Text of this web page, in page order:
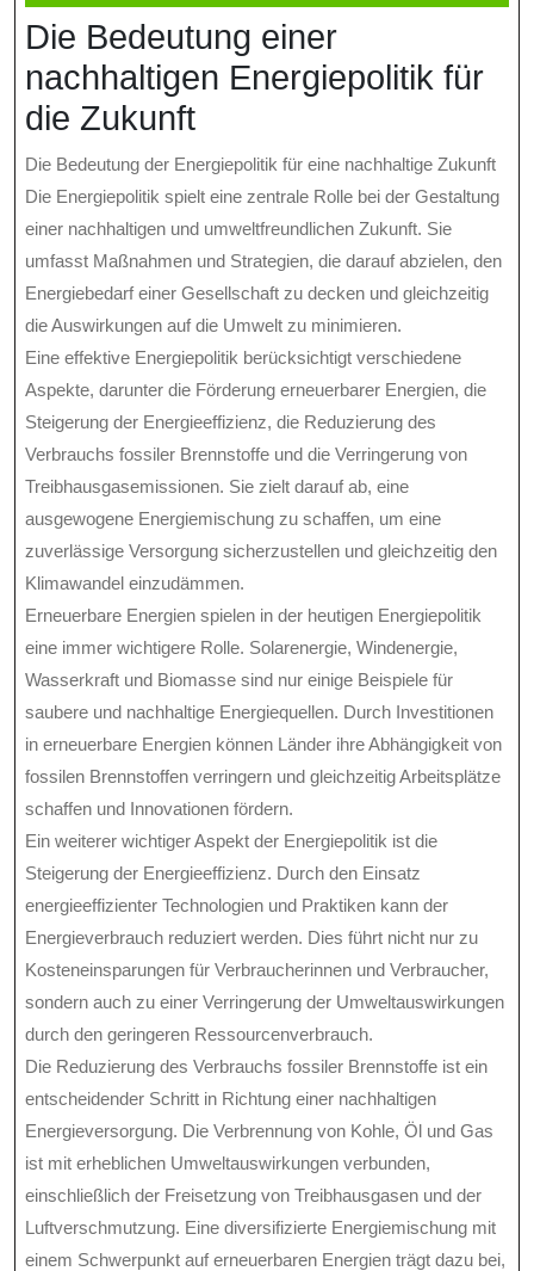
Januar
2024
online
Die Bedeutung einer
nachhaltigen Energiepolitik für
die Zukunft
Die Bedeutung der Energiepolitik für eine nachhaltige Zukunft
Die Energiepolitik spielt eine zentrale Rolle bei der Gestaltung
einer nachhaltigen und umweltfreundlichen Zukunft. Sie
umfasst Maßnahmen und Strategien, die darauf abzielen, den
Energiebedarf einer Gesellschaft zu decken und gleichzeitig
die Auswirkungen auf die Umwelt zu minimieren.
Eine effektive Energiepolitik berücksichtigt verschiedene
Aspekte, darunter die Förderung erneuerbarer Energien, die
Steigerung der Energieeffizienz, die Reduzierung des
Verbrauchs fossiler Brennstoffe und die Verringerung von
Treibhausgasemissionen. Sie zielt darauf ab, eine
ausgewogene Energiemischung zu schaffen, um eine
zuverlässige Versorgung sicherzustellen und gleichzeitig den
Klimawandel einzudämmen.
Erneuerbare Energien spielen in der heutigen Energiepolitik
eine immer wichtigere Rolle. Solarenergie, Windenergie,
Wasserkraft und Biomasse sind nur einige Beispiele für
saubere und nachhaltige Energiequellen. Durch Investitionen
in erneuerbare Energien können Länder ihre Abhängigkeit von
fossilen Brennstoffen verringern und gleichzeitig Arbeitsplätze
schaffen und Innovationen fördern.
Ein weiterer wichtiger Aspekt der Energiepolitik ist die
Steigerung der Energieeffizienz. Durch den Einsatz
energieeffizienter Technologien und Praktiken kann der
Energieverbrauch reduziert werden. Dies führt nicht nur zu
Kosteneinsparungen für Verbraucherinnen und Verbraucher,
sondern auch zu einer Verringerung der Umweltauswirkungen
durch den geringeren Ressourcenverbrauch.
Die Reduzierung des Verbrauchs fossiler Brennstoffe ist ein
entscheidender Schritt in Richtung einer nachhaltigen
Energieversorgung. Die Verbrennung von Kohle, Öl und Gas
ist mit erheblichen Umweltauswirkungen verbunden,
einschließlich der Freisetzung von Treibhausgasen und der
Luftverschmutzung. Eine diversifizierte Energiemischung mit
einem Schwerpunkt auf erneuerbaren Energien trägt dazu bei,